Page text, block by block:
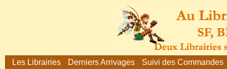
Les Librairies Derniers Arrivages Suivi des Commandes